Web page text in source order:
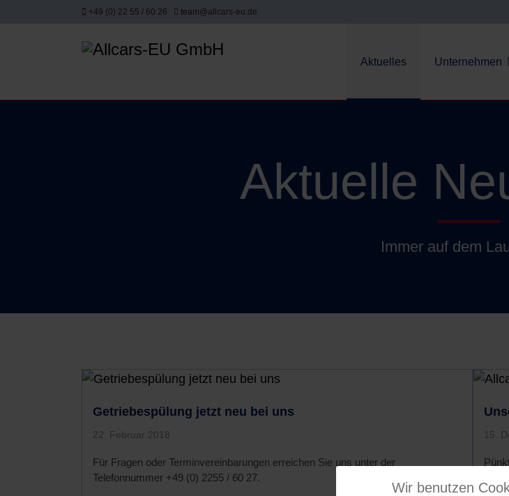
+49 (0) 22 55 / 60 26 team@allcars-eu.de
Aktuelles Unternehmen
Aktuelle
Immer auf dem
Getriebespülung jetzt neu bei uns
22. Februar 2018
Für Fragen oder Terminvereinbarungen erreichen Sie uns unter der
Telefonnummer +49 (0) 2255 / 60 27.
15.
Wir benutzen